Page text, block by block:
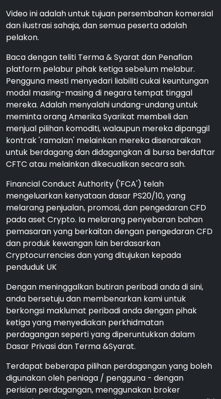
Video ini adalah untuk tujuan persembahan komersial
dan ilustrasi sahaja, dan semua peserta adalah
pelakon.
Baca dengan teliti Terma & Syarat dan Penafian
platform pelabur pihak ketiga sebelum melabur.
Pengguna mesti menyedari liabiliti cukai keuntungan
modal masing-masing di negara tempat tinggal
mereka. Adalah menyalahi undang-undang untuk
meminta orang Amerika Syarikat membeli dan
menjual pilihan komoditi, walaupun mereka dipanggil
kontrak 'ramalan' melainkan mereka disenaraikan
untuk berdagang dan didagangkan di bursa berdaftar
CFTC atau melainkan dikecualikan secara sah.
Financial Conduct Authority ('FCA') telah
mengeluarkan kenyataan dasar PS20/10, yang
melarang penjualan, promosi, dan pengedaran CFD
pada aset Crypto. Ia melarang penyebaran bahan
pemasaran yang berkaitan dengan pengedaran CFD
dan produk kewangan lain berdasarkan
Cryptocurrencies dan yang ditujukan kepada
penduduk UK
Dengan meninggalkan butiran peribadi anda di sini,
anda bersetuju dan membenarkan kami untuk
berkongsi maklumat peribadi anda dengan pihak
ketiga yang menyediakan perkhidmatan
perdagangan seperti yang diperuntukkan dalam
Dasar Privasi dan Terma &Syarat.
Terdapat beberapa pilihan perdagangan yang boleh
digunakan oleh peniaga / pengguna - dengan
perisian perdagangan, menggunakan broker